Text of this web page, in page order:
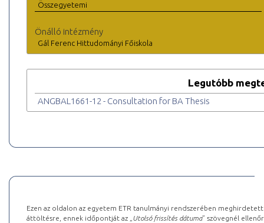
Összegyetemi
Önálló intézmény
Gál Ferenc Hittudományi Főiskola
Legutóbb
ANGBAL1661-12 - Consultation for BA Thesis
Ezen az oldalon az egyetem ETR tanulmányi rendszerében
áttöltésre, ennek időpontját az „ Utolsó frissítés dátuma” szövegnél